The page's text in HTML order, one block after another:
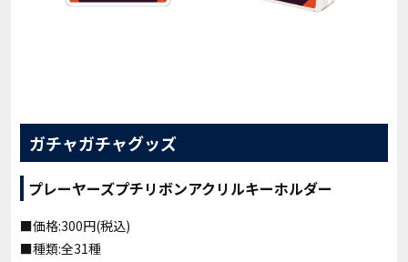
ガチャガチャグッズ
プレーヤーズプチリボンアクリルキーホルダー
■価格:300円(税込)
■種類:全31種